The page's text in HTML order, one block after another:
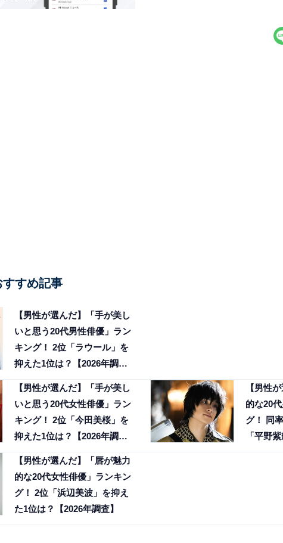
すめ記事
【男性が選んだ】「手が美し
いと思う20代男性俳優」ラン
キング！ 2位「ラウール」を
抑えた1位は？【2026年調
【男性が選んだ】「手が美し
いと思う20代女性俳優」ラン
キング！ 2位「今田美桜」を
抑えた1位は？【2026年調
【男性
的な20
グ！ 同
「平野
【男性が選んだ】「唇が魅力
的な20代女性俳優」ランキン
グ！ 2位「浜辺美波」を抑え
た1位は？【2026年調査】